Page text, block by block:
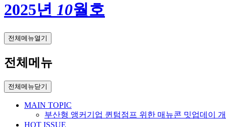
2025년 10월호
전체메뉴열기
전체메뉴
전체메뉴닫기
MAIN TOPIC
부산형 앵커기업 퀸텀점프 위한 매뉴콘 밋업데이
HOT ISSUE